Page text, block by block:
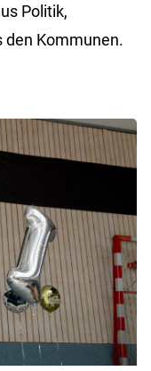
Politik,
den Kommunen.